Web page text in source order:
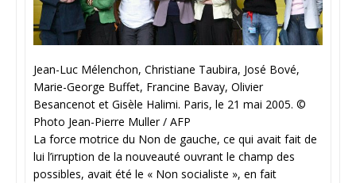
Jean-Luc Mélenchon, Christiane Taubira, José Bové,
Marie-George Buffet, Francine Bavay, Olivier
Besancenot et Gisèle Halimi. Paris, le 21 mai 2005. ©
Photo Jean-Pierre Muller / AFP
La force motrice du Non de gauche, ce qui avait fait de
lui l’irruption de la nouveauté ouvrant le champ des
possibles, avait été le « Non socialiste », en fait